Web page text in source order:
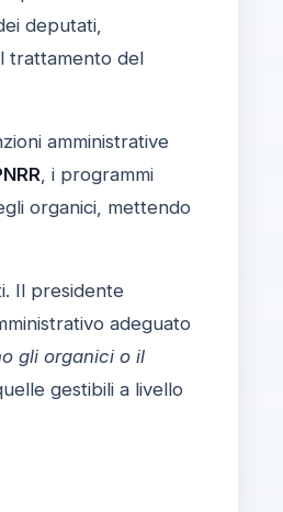
deputati,
trattamento del
amministrative
, i programmi
organici, mettendo
Il presidente
adeguato
gli organici o il
gestibili a livello